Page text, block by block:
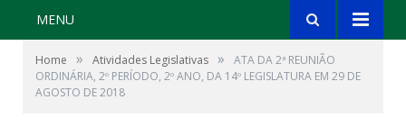
MENU
Home » Atividades Legislativas »
ATA DA 2ª REUNIÃO
ORDINÁRIA, 2º PERÍODO, 2º ANO, DA 14º LEGISLATURA EM 29 DE
AGOSTO DE 2018